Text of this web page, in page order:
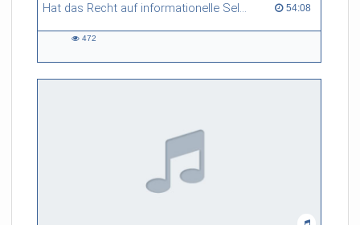
Hat das Recht auf informationelle Selbstbestimmung eine Zukunft? 54:08
54:08 duration
472